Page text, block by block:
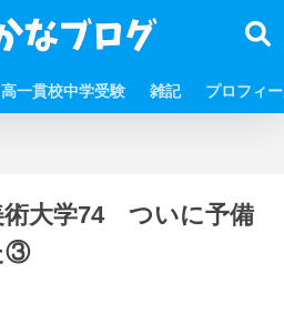
一貫校中学受験 雑記 プロフィ
術大学74 ついに予備
③